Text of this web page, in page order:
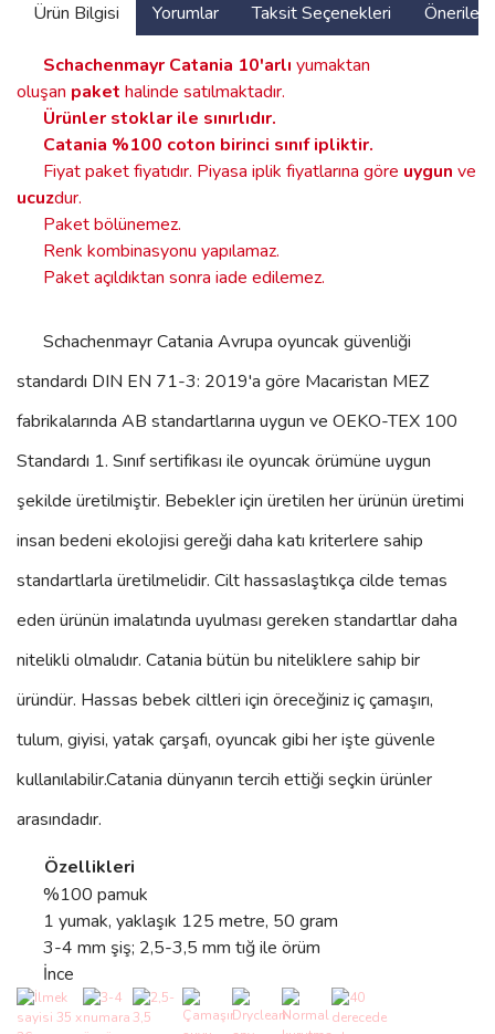
Ürün Bilgisi Yorumlar Taksit Seçenekleri
Schachenmayr Catania 10'arlı yumaktan
oluşan paket halinde satılmaktadır.
Ürünler stoklar ile sınırlıdır.
Catania %100 coton birinci sınıf ipliktir.
Fiyat paket fiyatıdır. Piyasa iplik fiyatlarına göre uygun ve
ucuzdur.
Paket bölünemez.
Renk kombinasyonu yapılamaz.
Paket açıldıktan sonra iade edilemez.
Schachenmayr Catania Avrupa oyuncak güvenliği
standardı DIN EN 71-3: 2019'a göre Macaristan MEZ
fabrikalarında AB standartlarına uygun ve OEKO-TEX 100
Standardı 1. Sınıf sertifikası ile oyuncak örümüne uygun
şekilde üretilmiştir. Bebekler için üretilen her ürünün üretimi
insan bedeni ekolojisi gereği daha katı kriterlere sahip
standartlarla üretilmelidir. Cilt hassaslaştıkça cilde temas
eden ürünün imalatında uyulması gereken standartlar daha
nitelikli olmalıdır. Catania bütün bu niteliklere sahip bir
üründür. Hassas bebek ciltleri için öreceğiniz iç çamaşırı,
tulum, giyisi, yatak çarşafı, oyuncak gibi her işte güvenle
kullanılabilir.Catania dünyanın tercih ettiği seçkin ürünler
arasındadır.
Özellikleri
%100 pamuk
1 yumak, yaklaşık 125 metre, 50 gram
3-4 mm şiş; 2,5-3,5 mm tığ ile örüm
İnce